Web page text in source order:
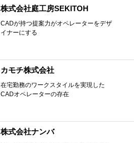
株式会社庭工房SEKITOH
CADが持つ提案力がオペレーターをデザ
イナーにする
カモチ株式会社
在宅勤務のワークスタイルを実現した
CADオペレーターの存在
株式会社ナンバ